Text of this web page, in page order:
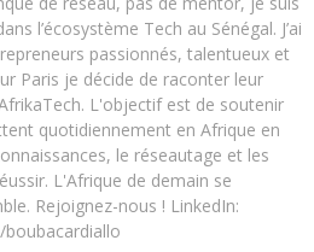
l’écosystème Tech au Sénégal. J’ai
passionnés, talentueux et
Paris je décide de raconter leur
L'objectif est de soutenir
quotidiennement en Afrique en
le réseautage et les
L'Afrique de demain se
Rejoignez-nous ! LinkedIn: